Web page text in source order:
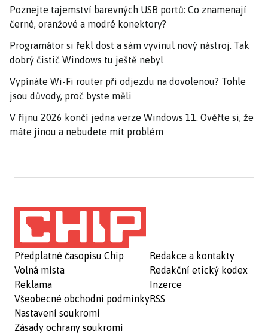
Poznejte tajemství barevných USB portů: Co znamenají
černé, oranžové a modré konektory?
Programátor si řekl dost a sám vyvinul nový nástroj. Tak
dobrý čistič Windows tu ještě nebyl
Vypínáte Wi-Fi router při odjezdu na dovolenou? Tohle
jsou důvody, proč byste měli
V říjnu 2026 končí jedna verze Windows 11. Ověřte si, že
máte jinou a nebudete mít problém
Předplatné časopisu Chip
Volná místa
Reklama
Všeobecné obchodní podmínky
Nastavení soukromí
Zásady ochrany soukromí
Redakce a kontakty
Redakční etický kodex
Inzerce
RSS